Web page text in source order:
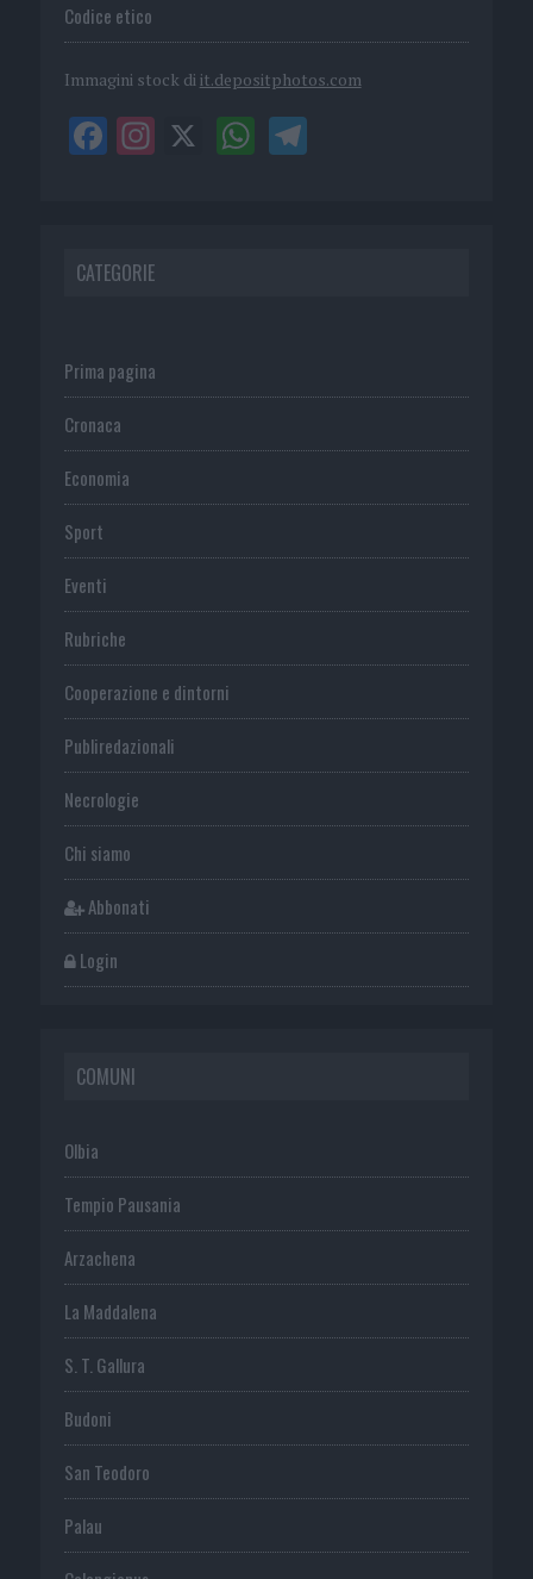
Codice etico
Immagini stock di it.depositphotos.com
CATEGORIE
Prima pagina
Cronaca
Economia
Sport
Eventi
Rubriche
Cooperazione e dintorni
Publiredazionali
Necrologie
Chi siamo
Abbonati
Login
COMUNI
Olbia
Tempio Pausania
Arzachena
La Maddalena
S. T. Gallura
Budoni
San Teodoro
Palau